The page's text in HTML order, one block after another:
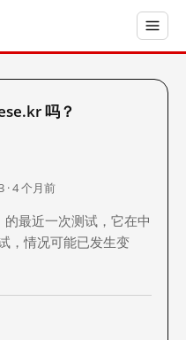
吗？
· 4 个月前
最近一次测试，它在中
，情况可能已发生变